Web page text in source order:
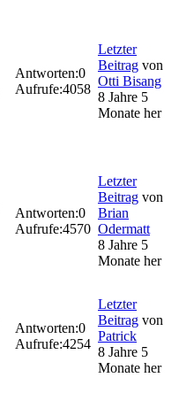
Antworten:0
Aufrufe:4058
Letzter
Beitrag von
Otti Bisang
8 Jahre 5
Monate her
Antworten:0
Aufrufe:4570
Letzter
Beitrag von
Brian
Odermatt
8 Jahre 5
Monate her
Antworten:0
Aufrufe:4254
Letzter
Beitrag von
Patrick
8 Jahre 5
Monate her